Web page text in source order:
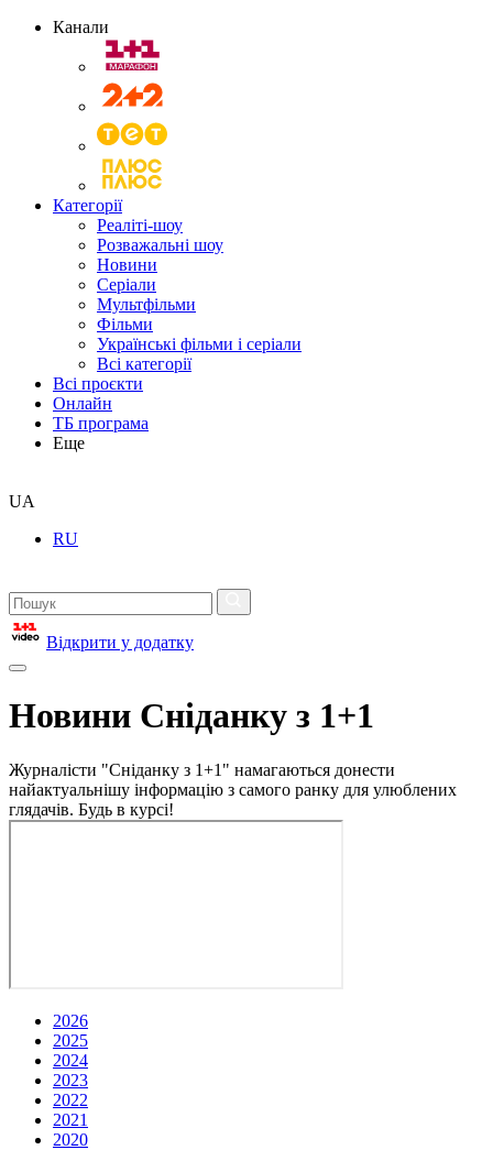
Канали
Категорії
Реаліті-шоу
Розважальні шоу
Новини
Серіали
Мультфільми
Фільми
Українські фільми і серіали
Всі категорії
Всі проєкти
Онлайн
ТБ програма
Еще
UA
RU
Відкрити у додатку
Новини Сніданку з 1+1
Журналісти "Сніданку з 1+1" намагаються донести
найактуальнішу інформацію з самого ранку для улюблених
глядачів. Будь в курсі!
2026
2025
2024
2023
2022
2021
2020